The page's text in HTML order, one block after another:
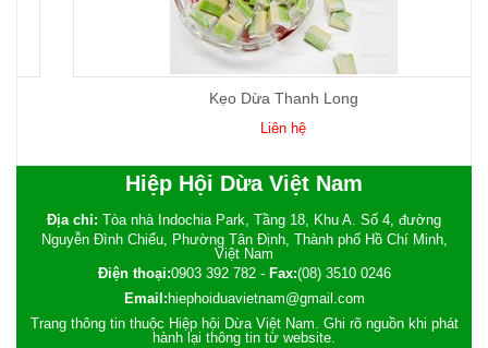
Kẹo Dừa Thanh Long
Liên hệ
Hiệp Hội Dừa Việt Nam
Địa chỉ: Tòa nhà Indochia Park, Tầng 18, Khu A. Số 4, đường
Nguyễn Đình Chiểu, Phường Tân Định, Thành phố Hồ Chí Minh,
Việt Nam
Điện thoại:0903 392 782- Fax:(08) 3510 0246
Email:hiephoiduavietnam@gmail.com
Trang thông tin thuộc Hiệp hội Dừa Việt Nam. Ghi rõ nguồn khi phát
hành lại thông tin từ website.